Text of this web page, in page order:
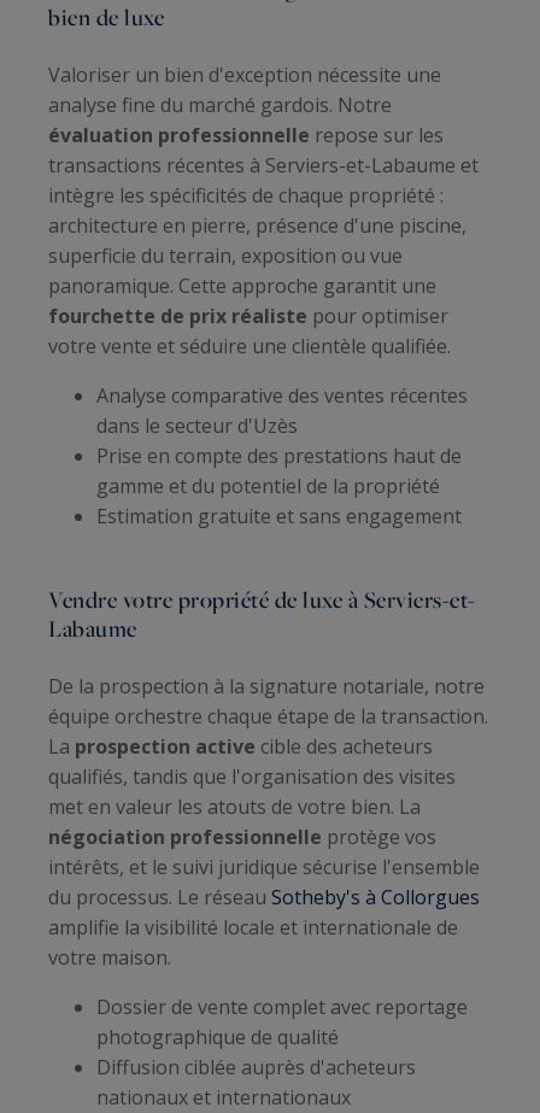
bien de luxe
Valoriser un bien d'exception nécessite une
analyse fine du marché gardois. Notre
évaluation professionnelle repose sur les
transactions récentes à Serviers-et-Labaume et
intègre les spécificités de chaque propriété :
architecture en pierre, présence d'une piscine,
superficie du terrain, exposition ou vue
panoramique. Cette approche garantit une
fourchette de prix réaliste pour optimiser
votre vente et séduire une clientèle qualifiée.
Analyse comparative des ventes récentes
dans le secteur d'Uzès
Prise en compte des prestations haut de
gamme et du potentiel de la propriété
Estimation gratuite et sans engagement
Vendre votre propriété de luxe à Serviers-et-
Labaume
De la prospection à la signature notariale, notre
équipe orchestre chaque étape de la transaction.
La prospection active cible des acheteurs
qualifiés, tandis que l'organisation des visites
met en valeur les atouts de votre bien. La
négociation professionnelle protège vos
intérêts, et le suivi juridique sécurise l'ensemble
du processus. Le réseau Sotheby's à Collorgues
amplifie la visibilité locale et internationale de
votre maison.
Dossier de vente complet avec reportage
photographique de qualité
Diffusion ciblée auprès d'acheteurs
nationaux et internationaux